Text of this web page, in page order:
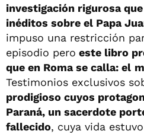
investigación rigurosa
inéditos sobre el Papa
impuso una restricción
episodio pero este libro
que en Roma se calla: el
Testimonios exclusivos
prodigioso cuyos
Paraná, un sacerdote
fallecido, cuya vida